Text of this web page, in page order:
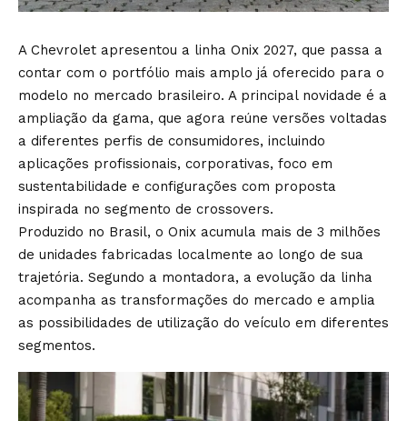
A Chevrolet apresentou a linha Onix 2027, que passa a
contar com o portfólio mais amplo já oferecido para o
modelo no mercado brasileiro. A principal novidade é a
ampliação da gama, que agora reúne versões voltadas
a diferentes perfis de consumidores, incluindo
aplicações profissionais, corporativas, foco em
sustentabilidade e configurações com proposta
inspirada no segmento de crossovers.
Produzido no Brasil, o Onix acumula mais de 3 milhões
de unidades fabricadas localmente ao longo de sua
trajetória. Segundo a montadora, a evolução da linha
acompanha as transformações do mercado e amplia
as possibilidades de utilização do veículo em diferentes
segmentos.